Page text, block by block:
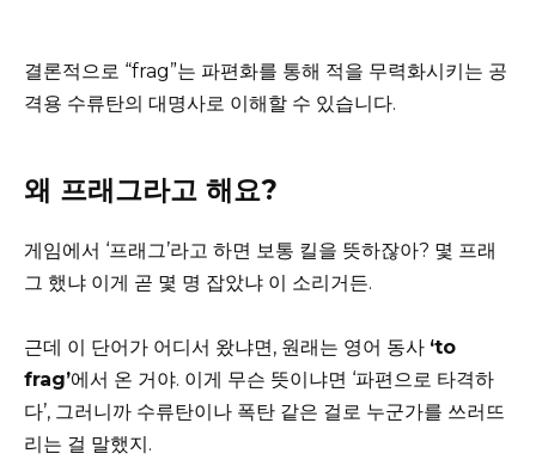
결론적으로 “frag”는 파편화를 통해 적을 무력화시키는 공
격용 수류탄의 대명사로 이해할 수 있습니다.
왜 프래그라고 해요?
게임에서 ‘프래그’라고 하면 보통 킬을 뜻하잖아? 몇 프래
그 했냐 이게 곧 몇 명 잡았냐 이 소리거든.
근데 이 단어가 어디서 왔냐면, 원래는 영어 동사 ‘to
frag’에서 온 거야. 이게 무슨 뜻이냐면 ‘파편으로 타격하
다’, 그러니까 수류탄이나 폭탄 같은 걸로 누군가를 쓰러뜨
리는 걸 말했지.